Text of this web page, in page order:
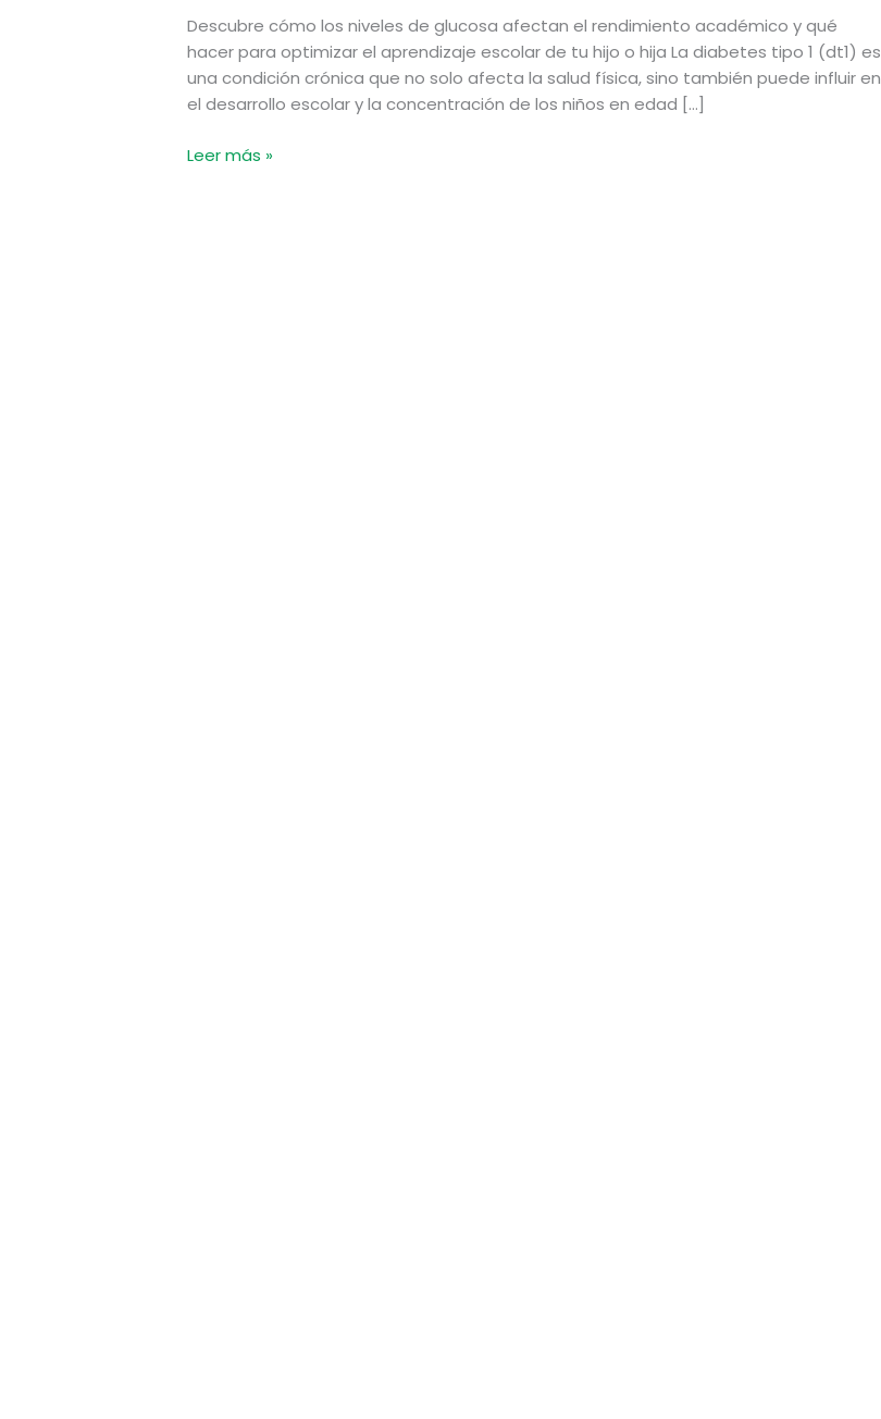
Descubre cómo los niveles de glucosa afectan el rendimiento académico y qué
hacer para optimizar el aprendizaje escolar de tu hijo o hija La diabetes tipo 1 (dt1) es
una condición crónica que no solo afecta la salud física, sino también puede influir en
el desarrollo escolar y la concentración de los niños en edad […]
Leer más »